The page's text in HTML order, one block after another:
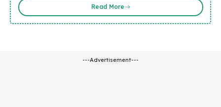
Read More
---Advertisement---